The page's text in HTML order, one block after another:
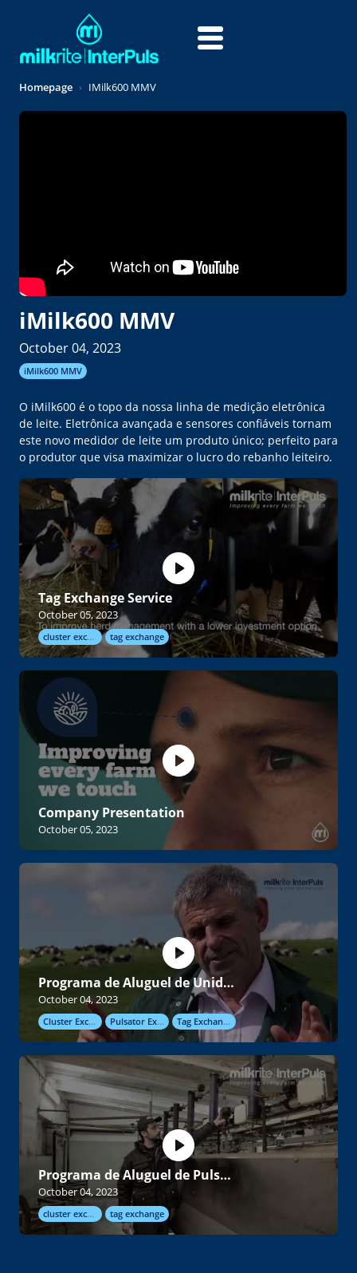
Homepage IMilk600 MMV
iMilk600 MMV
October 04, 2023
iMilk600 MMV
O iMilk600 é o topo da nossa linha de medição eletrônica
de leite. Eletrônica avançada e sensores confiáveis tornam
este novo medidor de leite um produto único; perfeito para
o produtor que visa maximizar o lucro do rebanho leiteiro.
Tag Exchange Service
October 05, 2023
cluster exchange tag exchange
Company Presentation
October 05, 2023
Programa de Aluguel de Unidades de Ordenha
October 04, 2023
Cluster Exchange Pulsator Exchange Tag Exchange
Programa de Aluguel de Pulsadores
October 04, 2023
cluster exchange tag exchange